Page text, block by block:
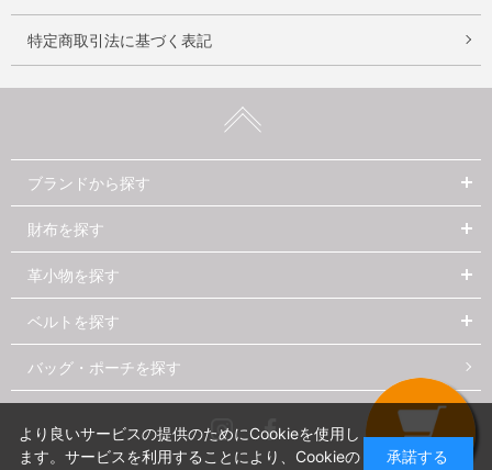
特定商取引法に基づく表記
ブランドから探す
財布を探す
革小物を探す
ベルトを探す
バッグ・ポーチを探す
InstagramFacebook
より良いサービスの提供のためにCookieを使用し
ます。サービスを利用することにより、Cookieの
承諾する